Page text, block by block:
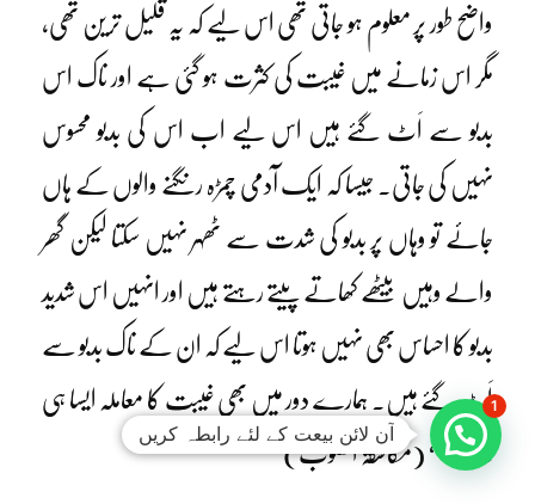
واضح طور پر معلوم ہو جاتی تھی اس لیے کہ یہ قلیل ترین تھی،
مگر اس زمانے میں غیبت کی کثرت ہو گئی ہے اور ناک اس
بدبو سے اَٹ گئے ہیں اس لیے اب اس کی بدبو محسوس
نہیں کی جاتی۔ جیسا کہ ایک آدمی چمڑہ رنگنے والوں کے ہاں
جائے تو وہاں پر بدبو کی شدت سے ٹھہر نہیں سکتا لیکن گھر
والے وہیں بیٹھے کھاتے پیتے رہتے ہیں اور انہیں اس شدید
بدبو کا احساس بھی نہیں ہوتا اس لیے کہ ان کے ناک بدبو سے
اَٹ گئے ہیں۔ ہمارے دور میں بھی غیبت کا معاملہ ایسا ہی
ہے۔‘‘ (مکاشفۃ القلوب)
آن لائن بیعت کے لئے رابطہ کریں
1